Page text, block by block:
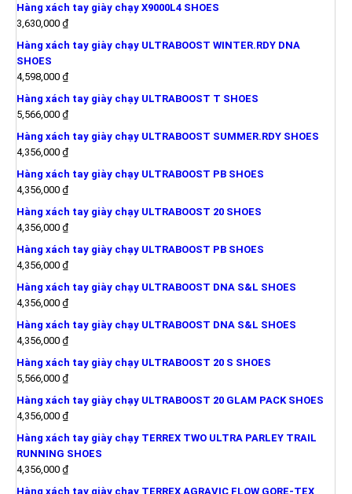
Hàng xách tay giày chạy X9000L4 SHOES
3,630,000 ₫
Hàng xách tay giày chạy ULTRABOOST WINTER.RDY DNA
SHOES
4,598,000 ₫
Hàng xách tay giày chạy ULTRABOOST T SHOES
5,566,000 ₫
Hàng xách tay giày chạy ULTRABOOST SUMMER.RDY SHOES
4,356,000 ₫
Hàng xách tay giày chạy ULTRABOOST PB SHOES
4,356,000 ₫
Hàng xách tay giày chạy ULTRABOOST 20 SHOES
4,356,000 ₫
Hàng xách tay giày chạy ULTRABOOST PB SHOES
4,356,000 ₫
Hàng xách tay giày chạy ULTRABOOST DNA S&L SHOES
4,356,000 ₫
Hàng xách tay giày chạy ULTRABOOST DNA S&L SHOES
4,356,000 ₫
Hàng xách tay giày chạy ULTRABOOST 20 S SHOES
5,566,000 ₫
Hàng xách tay giày chạy ULTRABOOST 20 GLAM PACK SHOES
4,356,000 ₫
Hàng xách tay giày chạy TERREX TWO ULTRA PARLEY TRAIL
RUNNING SHOES
4,356,000 ₫
Hàng xách tay giày chạy TERREX AGRAVIC FLOW GORE-TEX